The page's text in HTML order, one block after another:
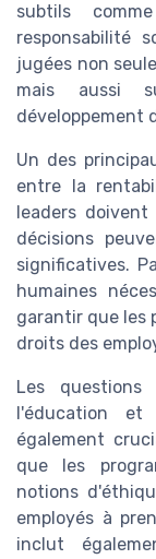
subtils
responsabilité
jugées non
mais aussi
développement
Un des
entre la
leaders
décisions
significatives.
humaines
garantir que les
droits des
Les
l'éducation et
également
que les
notions
employés à
inclut